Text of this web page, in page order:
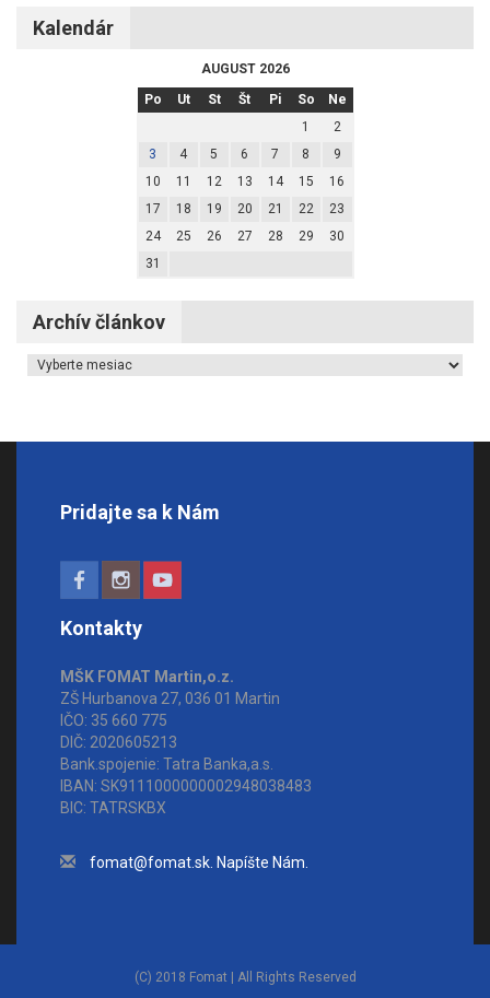
Kalendár
AUGUST 2026
Po
Ut St Št Pi So
Ne
1
2
3
4 5 6 7 8
9
10
11 12 13 14 15
16
17
18 19 20 21 22
23
24
25 26 27 28 29
30
31
Archív článkov
Archív článkov
Pridajte sa k Nám
Kontakty
MŠK FOMAT Martin,o.z.
ZŠ Hurbanova 27, 036 01 Martin
IČO: 35 660 775
DIČ: 2020605213
Bank.spojenie: Tatra Banka,a.s.
IBAN: SK9111000000002948038483
BIC: TATRSKBX
fomat@fomat.sk. Napíšte Nám.
(C) 2018 Fomat | All Rights Reserved